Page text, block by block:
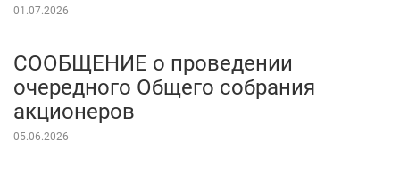
01.07.2026
СООБЩЕНИЕ о проведении
очередного Общего собрания
акционеров
05.06.2026